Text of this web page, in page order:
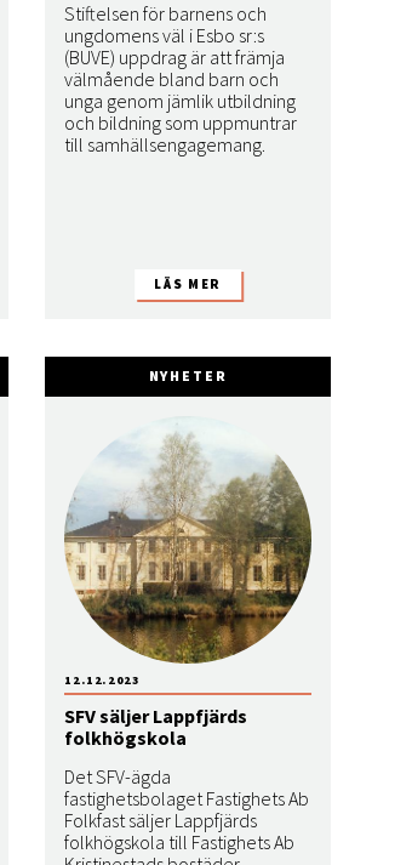
Stiftelsen för barnens och
ungdomens väl i Esbo sr:s
(BUVE) uppdrag är att främja
välmående bland barn och
unga genom jämlik utbildning
och bildning som uppmuntrar
till samhällsengagemang.
NYHETER
SFV säljer Lappfjärds
folkhögskola
Det SFV-ägda
fastighetsbolaget Fastighets Ab
Folkfast säljer Lappfjärds
folkhögskola till Fastighets Ab
12.12.2023